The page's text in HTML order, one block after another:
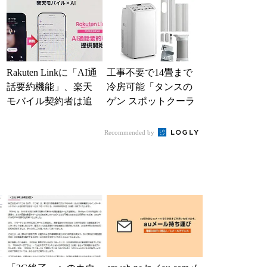
Rakuten Linkに「AI通
話要約機能」、楽天
モバイル契約者は追
工事不要で14畳まで
冷房可能「タンスの
ゲン スポットクーラ
ムセールで10...
Recommended by